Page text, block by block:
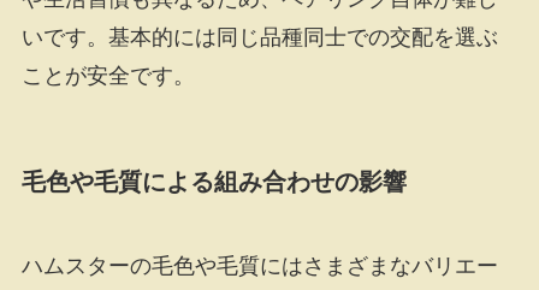
いです。基本的には同じ品種同士での交配を選ぶ
ことが安全です。
毛色や毛質による組み合わせの影響
ハムスターの毛色や毛質にはさまざまなバリエー